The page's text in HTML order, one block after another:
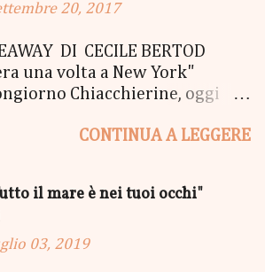
20, 2017
DI CECILE BERTOD
una volta a New York"
Chiacchierine, oggi
il SUPER MEGA GIVEAWAY
di "C'era una volta a
York", edito Newton Compton.
molto ricco per la
CONTINUA A LEGGERE
il mare è nei tuoi occhi"
03, 2019